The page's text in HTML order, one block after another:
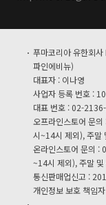
푸마코리아 유한회
파인에비뉴)
대표자 : 이나영
사업자 등록 번호 :
대표 번호 : 02-
오프라인스토어 문
시~14시 제외), 주말
온라인스토어 문의 :
~14시 제외), 주말 및
통신판매업신고 :
개인정보 보호 책임